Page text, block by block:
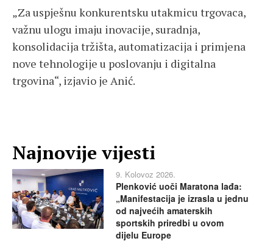
„Za uspješnu konkurentsku utakmicu trgovaca,
važnu ulogu imaju inovacije, suradnja,
konsolidacija tržišta, automatizacija i primjena
nove tehnologije u poslovanju i digitalna
trgovina“, izjavio je Anić.
Najnovije vijesti
9. Kolovoz 2026.
Plenković uoči Maratona lađa:
„Manifestacija je izrasla u jednu
od najvećih amaterskih
sportskih priredbi u ovom
dijelu Europe